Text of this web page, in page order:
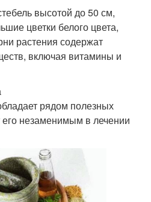
высотой до 50 см,
цветки белого цвета,
растения содержат
включая витамины и
рядом полезных
незаменимым в лечении